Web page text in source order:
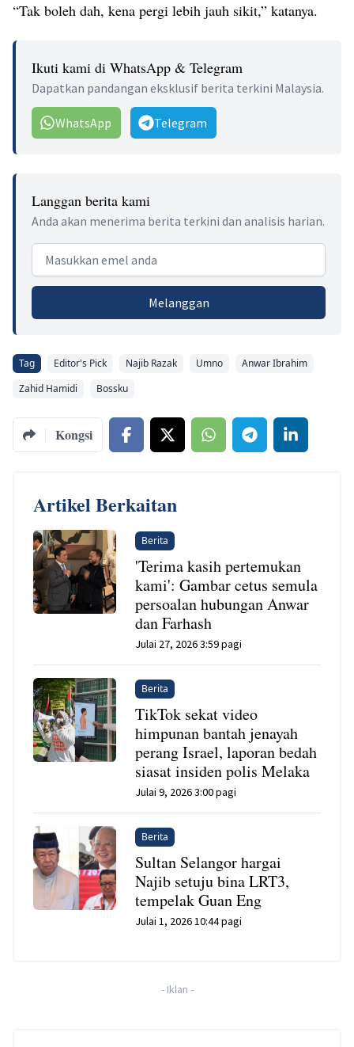
“Tak boleh dah, kena pergi lebih jauh sikit,” katanya.
Ikuti kami di WhatsApp & Telegram
Dapatkan pandangan eksklusif berita terkini Malaysia.
WhatsApp Telegram
Langgan berita kami
Anda akan menerima berita terkini dan analisis harian.
Email address
Melanggan
Tag Editor's Pick Najib Razak Umno
Anwar Ibrahim
Zahid Hamidi
Bossku
Kongsi
Artikel Berkaitan
Berita
'Terima kasih pertemukan
kami': Gambar cetus semula
persoalan hubungan Anwar
dan Farhash
Julai 27, 2026 3:59 pagi
Berita
TikTok sekat video
himpunan bantah jenayah
perang Israel, laporan bedah
siasat insiden polis Melaka
Julai 9, 2026 3:00 pagi
Berita
Sultan Selangor hargai
Najib setuju bina LRT3,
tempelak Guan Eng
Julai 1, 2026 10:44 pagi
- Iklan -